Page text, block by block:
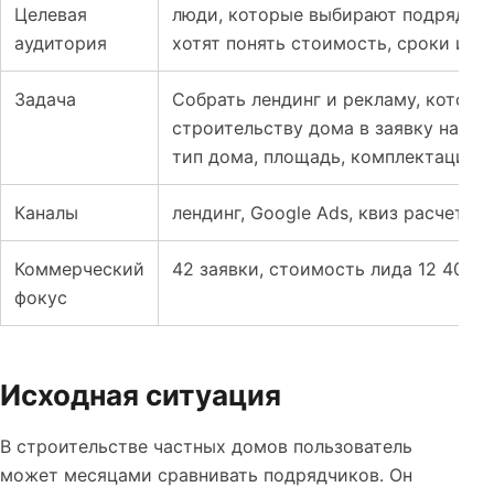
Целевая
аудитория
люди, которые выбирают
хотят понять стоимость, сроки и
Задача
Собрать лендинг и рекламу,
строительству дома в заявку на
тип дома, площадь, комплектация
Каналы лендинг, Google Ads, квиз расчета,
Коммерческий
фокус
42 заявки, стоимость лида 12 400
Исходная ситуация
В строительстве частных домов пользователь
может месяцами сравнивать подрядчиков. Он